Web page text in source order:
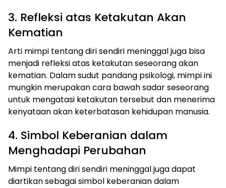
3. Refleksi atas Ketakutan Akan
Kematian
Arti mimpi tentang diri sendiri meninggal juga bisa
menjadi refleksi atas ketakutan seseorang akan
kematian. Dalam sudut pandang psikologi, mimpi ini
mungkin merupakan cara bawah sadar seseorang
untuk mengatasi ketakutan tersebut dan menerima
kenyataan akan keterbatasan kehidupan manusia.
4. Simbol Keberanian dalam
Menghadapi Perubahan
Mimpi tentang diri sendiri meninggal juga dapat
diartikan sebagai simbol keberanian dalam